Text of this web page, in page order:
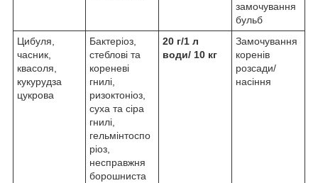
замочування
бульб
Цибуля,
часник,
квасоля,
кукурудза
цукрова
Бактеріоз,
стеблові та
кореневі
гнилі,
ризоктоніоз,
суха та сіра
гнилі,
гельмінтоспо
ріоз,
несправжня
борошниста
20 г/1 л
води/ 10 кг
Замочування
коренів
розсади/
насіння